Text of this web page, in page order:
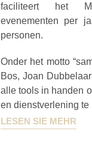
faciliteert het
evenementen per
personen.
Onder het motto
Bos, Joan
alle tools in handen
en dienstverlening te
LESEN SIE MEHR